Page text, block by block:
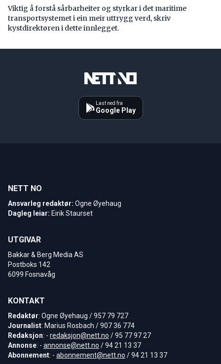
Viktig å forstå ­sårbarheiter og styrkar i det maritime
transport­systemet i ein meir uttrygg verd, skriv
kystdirektøren i dette innlegget.
Last ned fra
Google Play
NETT NO
Ansvarleg redaktør: Ogne Øyehaug
Dagleg leiar: Eirik Staurset
UTGIVAR
Bakkar & Berg Media AS
Postboks 142
6099 Fosnavåg
KONTAKT
Redaktør: Ogne Øyehaug / 957 79 727
Journalist: Marius Rosbach / 907 36 774
Redaksjon: - redaksjon@nett.no / 95 77 97 27
Annonse: - annonse@nett.no / 94 21 13 37
Abonnement: - abonnement@nett.no / 94 21 13 37